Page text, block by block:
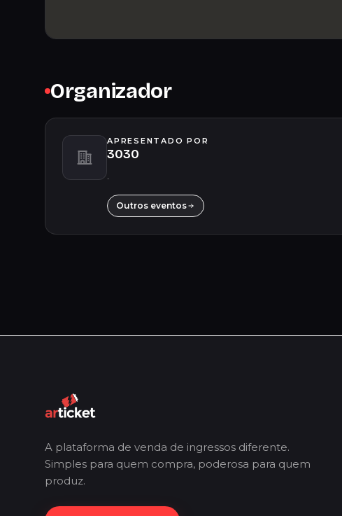
Organizador
APRESENTADO POR
3030
Outros eventos
A plataforma de venda de ingressos diferente.
Simples para quem compra, poderosa para quem
produz.